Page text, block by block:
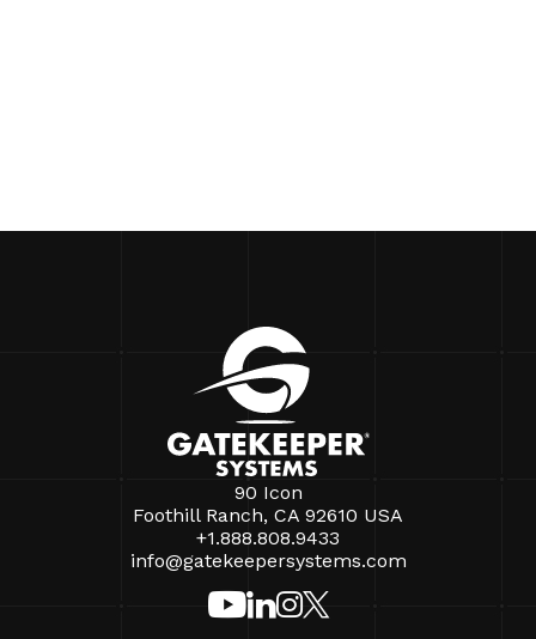
90 Icon
Foothill Ranch, CA 92610 USA
+1.888.808.9433
info@gatekeepersystems.com